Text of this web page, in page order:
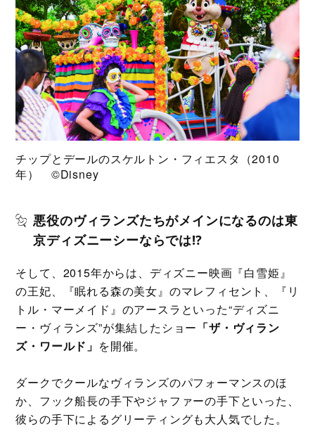
チップとデールのスケルトン・フィエスタ（2010
年） ©️Disney
悪役のヴィランズたちがメインになるのは東
京ディズニーシーならでは⁉
そして、2015年からは、ディズニー映画『白雪姫』
の王妃、『眠れる森の美女』のマレフィセント、『リ
トル・マーメイド』のアースラといった“ディズニ
ー・ヴィランズ”が集結したショー 「ザ・ヴィラン
ズ・ワールド」 を開催。
ダークでクールなヴィランズのパフォーマンスのほ
か、フック船長の手下やジャファーの手下といった、
彼らの手下によるグリーティングも大人気でした。